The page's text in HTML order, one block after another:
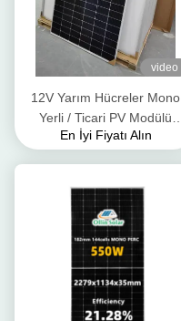
video
12V Yarım Hücreler Mono
Yerli / Ticari PV Modülü
Güneş Paneli 440W 450W
En İyi Fiyatı Alın